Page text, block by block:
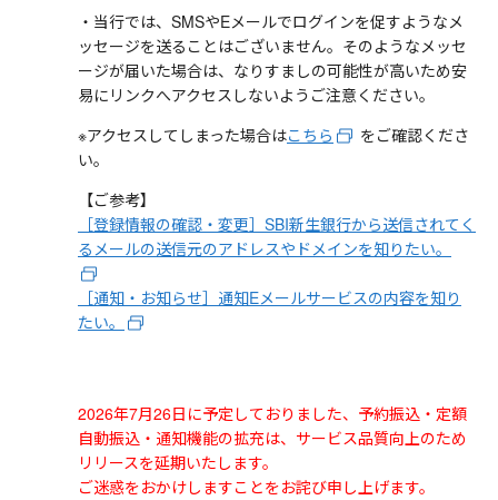
・当行では、SMSやEメールでログインを促すようなメ
ッセージを送ることはございません。そのようなメッセ
ージが届いた場合は、なりすましの可能性が高いため安
易にリンクへアクセスしないようご注意ください。
※アクセスしてしまった場合はこちら
をご確認くださ
い。
【ご参考】
［登録情報の確認・変更］SBI新生銀行から送信されてく
るメールの送信元のアドレスやドメインを知りたい。
［通知・お知らせ］通知Eメールサービスの内容を知り
たい。
2026年7月26日に予定しておりました、予約振込・定額
自動振込・通知機能の拡充は、サービス品質向上のため
リリースを延期いたします。
ご迷惑をおかけしますことをお詫び申し上げます。